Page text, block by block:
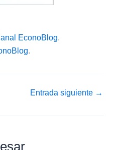
EconoBlog.
.
Entrada siguiente →